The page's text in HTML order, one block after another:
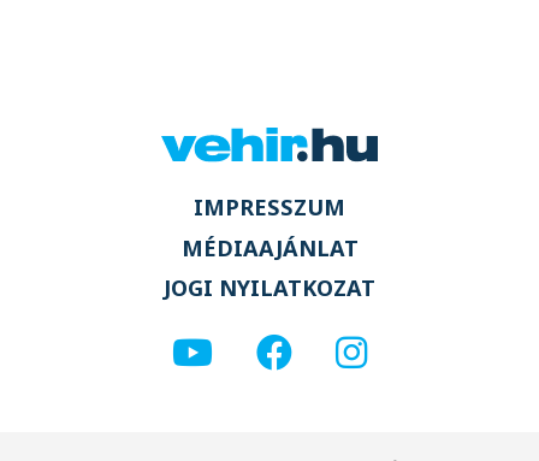
IMPRESSZUM
MÉDIAAJÁNLAT
JOGI NYILATKOZAT